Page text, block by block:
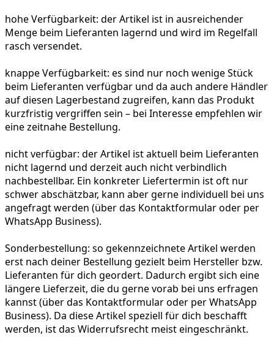
hohe Verfügbarkeit: der Artikel ist in ausreichender
Menge beim Lieferanten lagernd und wird im Regelfall
rasch versendet.
knappe Verfügbarkeit: es sind nur noch wenige Stück
beim Lieferanten verfügbar und da auch andere Händler
auf diesen Lagerbestand zugreifen, kann das Produkt
kurzfristig vergriffen sein – bei Interesse empfehlen wir
eine zeitnahe Bestellung.
nicht verfügbar: der Artikel ist aktuell beim Lieferanten
nicht lagernd und derzeit auch nicht verbindlich
nachbestellbar. Ein konkreter Liefertermin ist oft nur
schwer abschätzbar, kann aber gerne individuell bei uns
angefragt werden (über das Kontaktformular oder per
WhatsApp Business).
Sonderbestellung: so gekennzeichnete Artikel werden
erst nach deiner Bestellung gezielt beim Hersteller bzw.
Lieferanten für dich geordert. Dadurch ergibt sich eine
längere Lieferzeit, die du gerne vorab bei uns erfragen
kannst (über das Kontaktformular oder per WhatsApp
Business). Da diese Artikel speziell für dich beschafft
werden, ist das Widerrufsrecht meist eingeschränkt.